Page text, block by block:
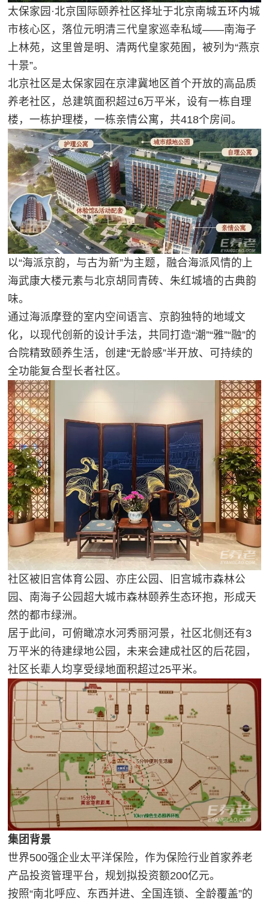
太保家园·北京国际颐养社区择址于北京南城五环内城
市核心区，落位元明清三代皇家巡幸私域——南海子
上林苑，这里曾是明、清两代皇家苑囿，被列为“燕京
十景”。
北京社区是太保家园在京津冀地区首个开放的高品质
养老社区，总建筑面积超过6万平米，设有一栋自理
楼，一栋护理楼，一栋亲情公寓，共418个房间。
以“海派京韵，与古为新”为主题，融合海派风情的上
海武康大楼元素与北京胡同青砖、朱红城墙的古典韵
味。
通过海派摩登的室内空间语言、京韵独特的地域文
化，以现代创新的设计手法，共同打造“潮”“雅”“融”的
合院精致颐养生活，创建“无龄感”半开放、可持续的
全功能复合型长者社区。
社区被旧宫体育公园、亦庄公园、旧宫城市森林公
园、南海子公园超大城市森林颐养生态环抱，形成天
然的都市绿洲。
居于此间，可俯瞰凉水河秀丽河景，社区北侧还有3
万平米的待建绿地公园，未来会建成社区的后花园，
社区长辈人均享受绿地面积超过25平米。
集团背景
世界500强企业太平洋保险，作为保险行业首家养老
产品投资管理平台，规划拟投资额200亿元。
按照“南北呼应、东西并进、全国连锁、全龄覆盖”的